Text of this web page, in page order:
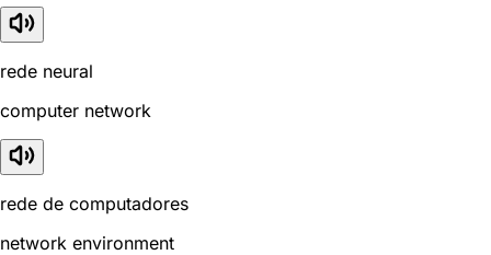
rede neural
computer network
rede de computadores
network environment